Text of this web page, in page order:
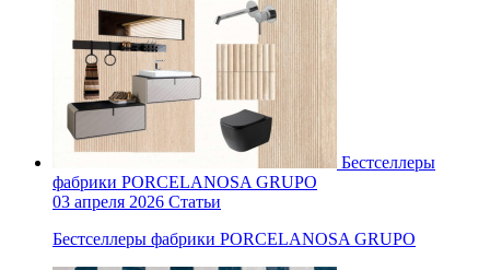
Бестселлеры
фабрики PORCELANOSA GRUPO
03 апреля 2026 Статьи
Бестселлеры фабрики PORCELANOSA GRUPO